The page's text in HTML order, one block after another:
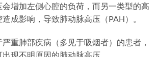
增加左侧心腔的负荷，而另一类型的高
成影响，导致肺动脉高压（PAH）。
重肺部疾病（多见于吸烟者）的患者，
现不明原因的肺动脉高压。